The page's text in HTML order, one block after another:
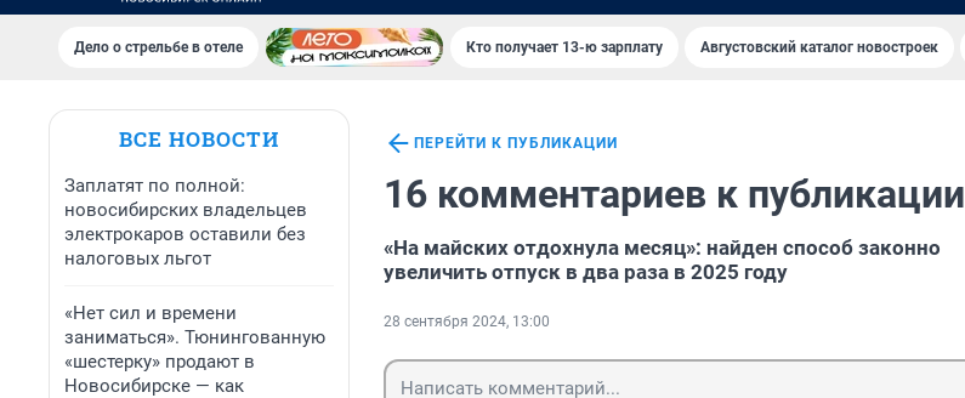
Дело о стрельбе в отеле Кто получает 13-ю зарплату Августовский каталог новостроек
ВСЕ НОВОСТИ
Заплатят по полной:
новосибирских владельцев
электрокаров оставили без
налоговых льгот
«Нет сил и времени
заниматься». Тюнингованную
«шестерку» продают в
Новосибирске — как
ПЕРЕЙТИ К ПУБЛИКАЦИИ
16 комментариев к публикации
«На майских отдохнула месяц»: найден способ законно
увеличить отпуск в два раза в 2025 году
28 сентября 2024, 13:00